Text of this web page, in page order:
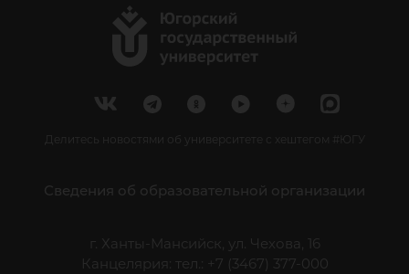
Делитесь новостями об университете с хештегом #ЮГУ
Сведения об образовательной организации
г. Ханты-Мансийск, ул. Чехова, 16
Канцелярия: тел.: +7 (3467) 377-000